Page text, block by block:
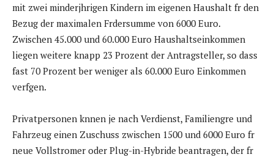
mit zwei minderjhrigen Kindern im eigenen Haushalt fr den
Bezug der maximalen Frdersumme von 6000 Euro.
Zwischen 45.000 und 60.000 Euro Haushaltseinkommen
liegen weitere knapp 23 Prozent der Antragsteller, so dass
fast 70 Prozent ber weniger als 60.000 Euro Einkommen
verfgen.
Privatpersonen knnen je nach Verdienst, Familiengre und
Fahrzeug einen Zuschuss zwischen 1500 und 6000 Euro fr
neue Vollstromer oder Plug-in-Hybride beantragen, der fr